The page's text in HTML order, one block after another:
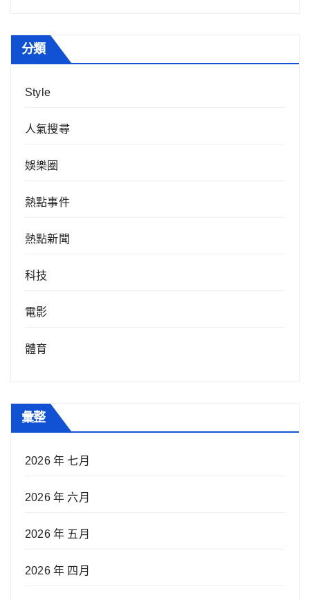
分類
Style
人氣搜尋
娛樂圈
熱點事件
熱點新聞
科技
電影
體育
彙整
2026 年 七月
2026 年 六月
2026 年 五月
2026 年 四月